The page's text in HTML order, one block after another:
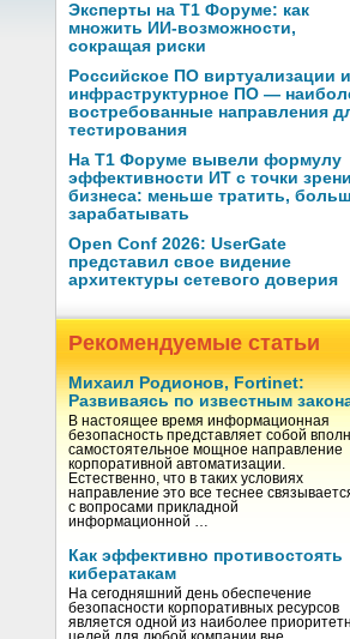
Эксперты на Т1 Форуме: как
множить ИИ-возможности,
сокращая риски
Российское ПО виртуализации и
инфраструктурное ПО —
востребованные направления
тестирования
На Т1 Форуме вывели формулу
эффективности ИТ с точки
бизнеса: меньше тратить,
зарабатывать
Open Conf 2026: UserGate
представил свое видение
архитектуры сетевого доверия
Рекомендуемые статьи
Михаил Родионов, Fortinet:
Развиваясь по известным
В настоящее время информационная
безопасность представляет собой
самостоятельное мощное направление
корпоративной автоматизации.
Естественно, что в таких условиях
направление это все теснее
с вопросами прикладной
информационной …
Как эффективно противостоять
кибератакам
На сегодняшний день обеспечение
безопасности корпоративных ресурсов
является одной из наиболее